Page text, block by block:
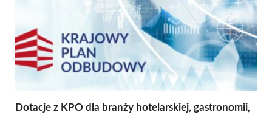
Dotacje z KPO dla branży hotelarskiej, gastronomii,